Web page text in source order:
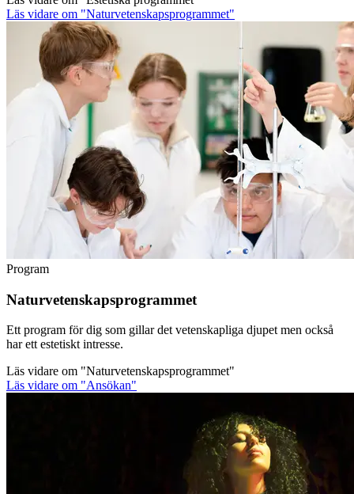
Läs vidare om "Naturvetenskapsprogrammet"
Program
Naturvetenskapsprogrammet
Ett program för dig som gillar det vetenskapliga djupet men också
har ett estetiskt intresse.
Läs vidare om "Naturvetenskapsprogrammet"
Läs vidare om "Ansökan"